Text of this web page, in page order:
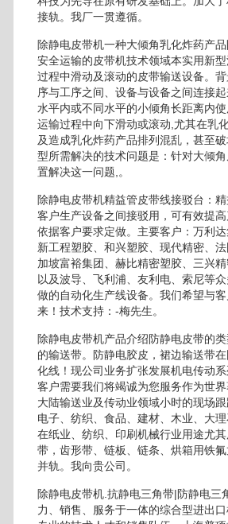
接轨。我厂一贯遵循。
除静电皮带机一种大倾角乳化炸药产
安全运输的皮带机技术领域本实用新
过程中滑动及滚动的皮带输送设备。
序与工序之间、设备与设备之间连接
水平内或不同水平的小倾角长距离内
运输过程中向下滑动或滚动,尤其在乳
及造成乳化炸药产品排列混乱，甚至
型所需解决的技术问题是：针对大倾
置解决这一问题,。
除静电皮带机精益管皮带线接驳台：
客户生产设备之间接驳用，可有效提
依据客户要求定做。主要客户：万利
新工程塑胶、和兴塑胶、现代精密、
加坡富裕集团、赫比精密塑胶、三兴
以及波导、飞利浦、友利电、索尼等
做的自动化生产线设备。我们希望与
来！技术支持：-梅先生。
除静电皮带机产品介绍防静电皮带的
的输送带。防静电胶皮，裙边输送带
化线！现公司业务扩张发展机电传动
客户需要我们将竭诚为您服务作为世
大陆输送业及传动业领域小时的现场
电子、纺织、食品、建材、木业、大
在纸业、纺织、印刷机械行业用途尤
带，齿形带、链板、链条、烘箱用铁
并轨。我向贵公司。
除静电皮带机.抗静电三角带|防静电
力、销售、服务于一体的综合型进出